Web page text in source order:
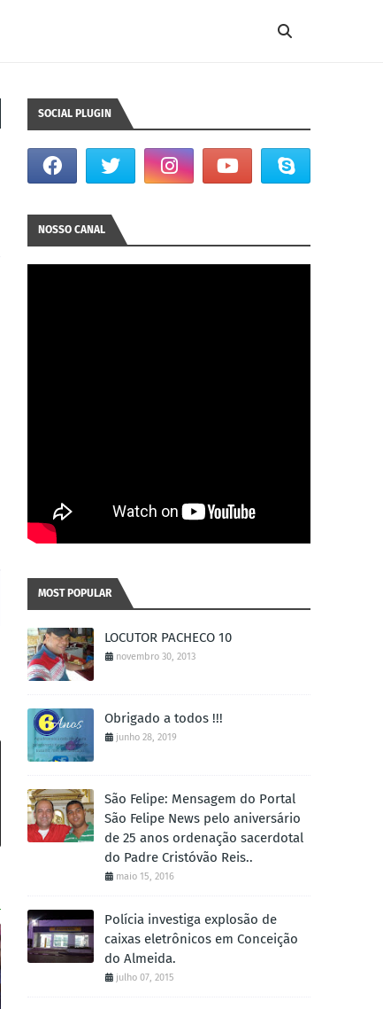
SOCIAL PLUGIN
NOSSO CANAL
MOST POPULAR
LOCUTOR PACHECO 10
novembro 30, 2013
Obrigado a todos !!!
junho 28, 2019
São Felipe: Mensagem do Portal
São Felipe News pelo aniversário
de 25 anos ordenação sacerdotal
do Padre Cristóvão Reis..
maio 15, 2016
Polícia investiga explosão de
caixas eletrônicos em Conceição
do Almeida.
julho 07, 2015